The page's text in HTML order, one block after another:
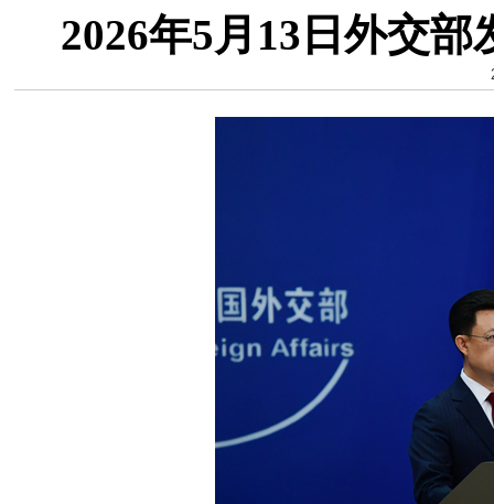
2026年5月13日外交